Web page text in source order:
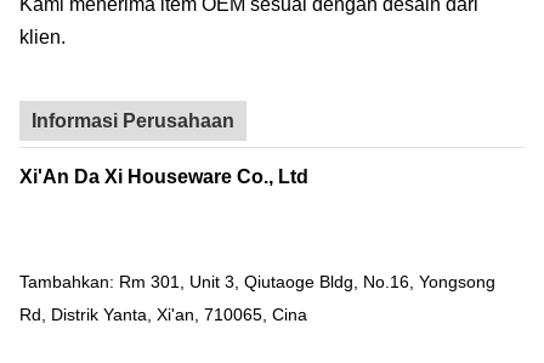
Kami menerima item OEM sesuai dengan desain dari
klien.
Informasi Perusahaan
Xi'An Da Xi Houseware Co., Ltd
Tambahkan: Rm 301, Unit 3, Qiutaoge Bldg, No.16, Yongsong
Rd, Distrik Yanta, Xi'an, 710065, Cina